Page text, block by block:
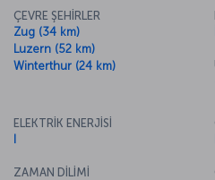
ÇEVRE ŞEHİRLER
Zug (34 km)
Luzern (52 km)
Winterthur (24 km)
ELEKTRİK ENERJİSİ
ZAMAN DİLİMİ